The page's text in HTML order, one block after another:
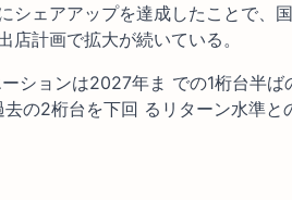
シェアアップを達成したことで、
計画で拡大が続いている。
ションは2027年ま での1桁台半
の2桁台を下回 るリターン水準と